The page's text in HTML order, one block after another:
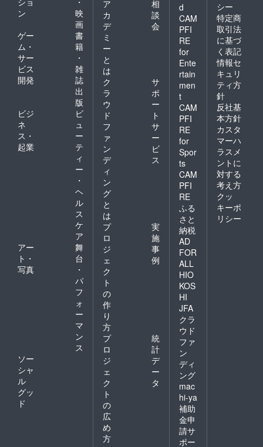
0.55g
菜糖、
キャラ
メル
シーズ
ニング
（ぶど
う糖、
砂糖、
乳等を
主原料
とする
食品、
脱脂粉
乳、黒
糖）、
バター
ミルク
ダー、
食塩、
コーン
スター
チ/乳化
剤、香
キナコ
ロン賞
味期限
９０日
＜キャ
ラメル
ダマ＞
準チョ
コレー
ト（植
物油
脂、砂
糖、全
粉乳、
ココ
ア、乳
糖、ｶｶｵ
（国内
造）、
粉、水
飴、甜
ン
映
画
ゲー
ム・
サー
ビス
開発
書
籍
・
雑
誌
出
版
ビジ
ネ
ス・
起業
ビ
ュ
ー
テ
ィ
ー
・
ヘ
ル
ス
ケ
ア
アー
ト・
写真
舞
台
・
パ
フ
ォ
ー
マ
ン
ス
ソー
シャ
ル
グッ
ド
ア
カ
デ
ミ
ー
と
は
相
談
会
ク
ラ
ウ
ド
フ
ァ
ン
デ
ィ
ン
グ
と
は
サ
ポ
ー
ト
サ
ー
ビ
ス
プ
ロ
ジ
ェ
ク
ト
の
作
り
方
実
施
事
例
プ
ロ
ジ
ェ
ク
ト
の
広
め
方
統
計
デ
ー
タ
d
CAM
PFI
RE
for
Ente
rtain
men
t
CAM
PFI
RE
for
Spor
ts
CAM
PFI
RE
ふる
さと
納税
AD
FOR
ALL
HIO
KOS
HI
JFA
クラ
ウド
ファ
ン
ディ
ング
mac
hi-ya
補助
金申
請サ
ポー
シー
特定商
取引法
に基づ
く表記
情報セ
キュリ
ティ方
針
反社基
本方針
カスタ
マーハ
ラスメ
ントに
対する
考え方
クッ
キーポ
リシー